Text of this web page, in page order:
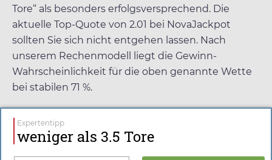
Tore“ als besonders erfolgsversprechend. Die
aktuelle Top-Quote von 2.01 bei NovaJackpot
sollten Sie sich nicht entgehen lassen. Nach
unserem Rechenmodell liegt die Gewinn-
Wahrscheinlichkeit für die oben genannte Wette
bei stabilen 71 %.
Expertentipp
weniger als 3.5 Tore